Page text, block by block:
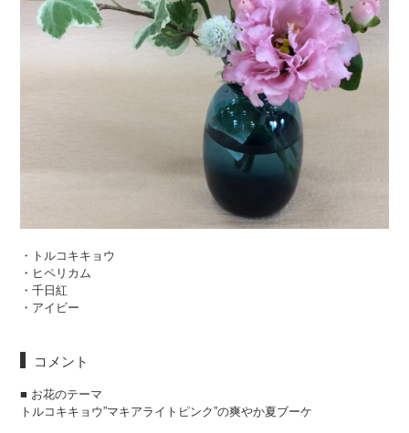
・トルコキキョウ
・ヒペリカム
・千日紅
・アイビー
コメント
■ お花のテーマ
トルコキキョウ”マキアライトピンク”の爽やか夏ブーケ